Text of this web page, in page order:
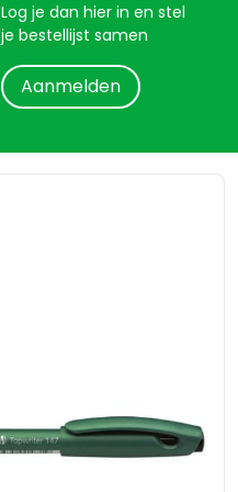
Log je dan hier in en stel
je bestellijst samen
Aanmelden